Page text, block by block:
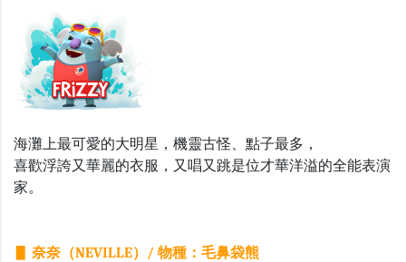
海灘上最可愛的大明星，機靈古怪、點子最多，
喜歡浮誇又華麗的衣服，又唱又跳是位才華洋溢的全能表演
家。
▋ 奈奈（NEVILLE）/ 物種：毛鼻袋熊